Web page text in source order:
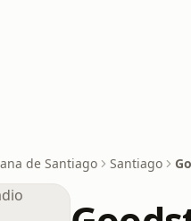
de Santiago Santiago